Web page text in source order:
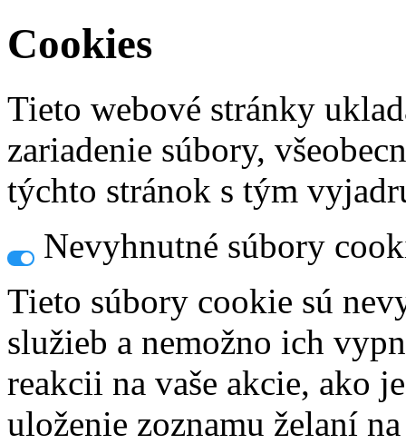
Cookies
Tieto webové stránky
zariadenie súbory,
týchto stránok s tým
Nevyhnutné súbory
Tieto súbory cookie sú
služieb a nemožno ich
reakcii na vaše akcie, ako
uloženie zoznamu želaní